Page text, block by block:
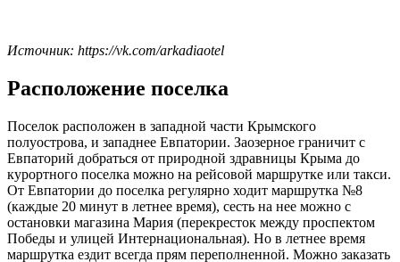
Источник: https://vk.com/arkadiaotel
Расположение поселка
Поселок расположен в западной части Крымского
полуострова, и западнее Евпатории. Заозерное граничит с
Евпаторий добраться от природной здравницы Крыма до
курортного поселка можно на рейсовой маршрутке или такси.
От Евпатории до поселка регулярно ходит маршрутка №8
(каждые 20 минут в летнее время), сесть на нее можно с
остановки магазина Мария (перекресток между проспектом
Победы и улицей Интернациональная). Но в летнее время
маршрутка ездит всегда прям переполненной. Можно заказать